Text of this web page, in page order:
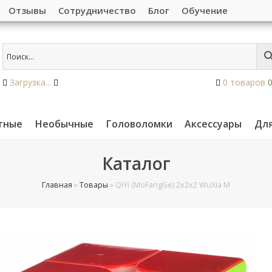
Отзывы Сотрудничество Блог Обучение
Загрузка... 0 товаров
Необычные Головоломки Аксессуары
Каталог
Главная » Товары » QiYi (MoFangGe) 2x2x2 WuXia M